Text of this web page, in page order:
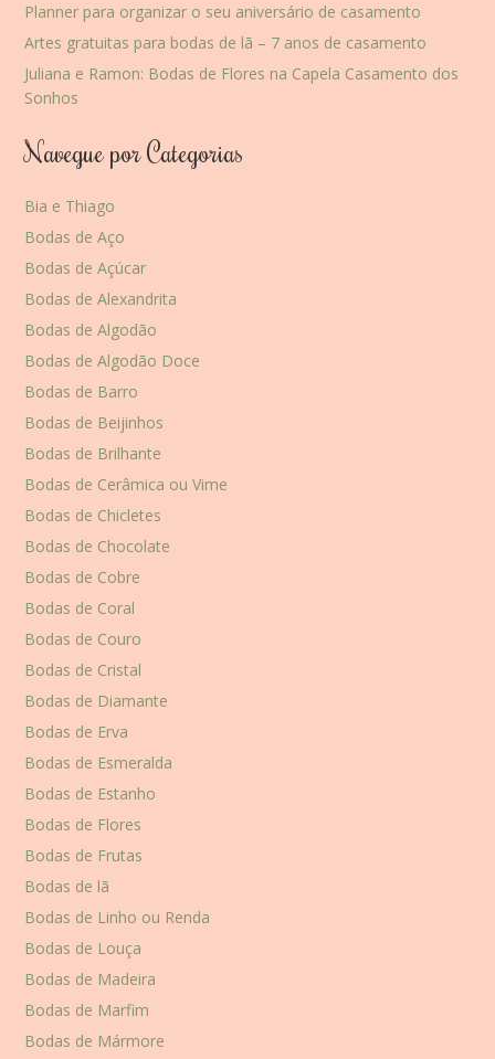
Planner para organizar o seu aniversário de casamento
Artes gratuitas para bodas de lã – 7 anos de casamento
Juliana e Ramon: Bodas de Flores na Capela Casamento dos
Sonhos
Navegue por Categorias
Bia e Thiago
Bodas de Aço
Bodas de Açúcar
Bodas de Alexandrita
Bodas de Algodão
Bodas de Algodão Doce
Bodas de Barro
Bodas de Beijinhos
Bodas de Brilhante
Bodas de Cerâmica ou Vime
Bodas de Chicletes
Bodas de Chocolate
Bodas de Cobre
Bodas de Coral
Bodas de Couro
Bodas de Cristal
Bodas de Diamante
Bodas de Erva
Bodas de Esmeralda
Bodas de Estanho
Bodas de Flores
Bodas de Frutas
Bodas de lã
Bodas de Linho ou Renda
Bodas de Louça
Bodas de Madeira
Bodas de Marfim
Bodas de Mármore